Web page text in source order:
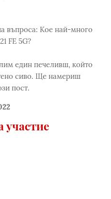
въпроса: Кое най-много
FE 5G?
един печеливш, който
сиво. Ще намериш
пост.